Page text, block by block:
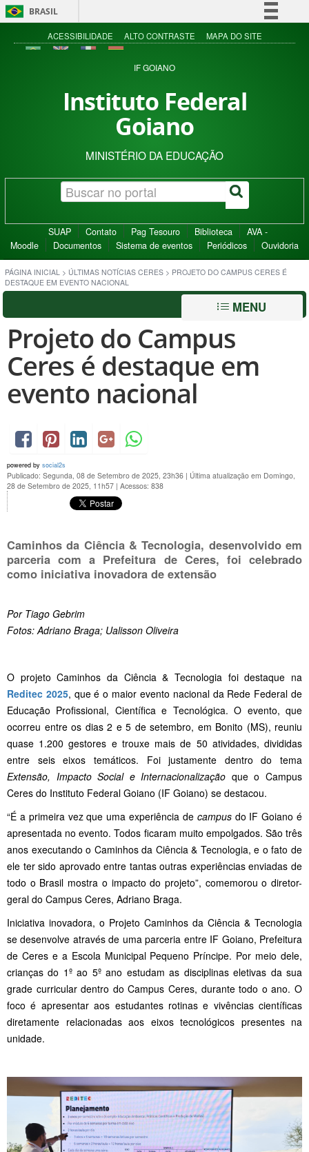
BRASIL
Simplifique!
Acesso à informação
ACESSIBILIDADE ALTO CONTRASTE MAPA DO SITE
IF GOIANO
Instituto Federal
Goiano
MINISTÉRIO DA EDUCAÇÃO
SUAP Contato Pag Tesouro Biblioteca
AVA -
Moodle
Documentos Sistema de eventos Periódicos Ouvidoria
PÁGINA INICIAL > ÚLTIMAS NOTÍCIAS CERES > PROJETO DO CAMPUS CERES É
DESTAQUE EM EVENTO NACIONAL
MENU
Projeto do Campus
Ceres é destaque em
evento nacional
powered by social2s
Publicado: Segunda, 08 de Setembro de 2025, 23h36 | Última atualização em Domingo,
28 de Setembro de 2025, 11h57 | Acessos: 838
Caminhos da Ciência & Tecnologia, desenvolvido em
parceria com a Prefeitura de Ceres, foi celebrado
como iniciativa inovadora de extensão
Por Tiago Gebrim
Fotos: Adriano Braga; Ualisson Oliveira
O projeto Caminhos da Ciência & Tecnologia foi destaque na
Reditec 2025, que é o maior evento nacional da Rede Federal de
Educação Profissional, Científica e Tecnológica. O evento, que
ocorreu entre os dias 2 e 5 de setembro, em Bonito (MS), reuniu
quase 1.200 gestores e trouxe mais de 50 atividades, divididas
entre seis eixos temáticos. Foi justamente dentro do tema
Extensão, Impacto Social e Internacionalização que o Campus
Ceres do Instituto Federal Goiano (IF Goiano) se destacou.
“É a primeira vez que uma experiência de campusdo IF Goiano é
apresentada no evento. Todos ficaram muito empolgados. São três
anos executando o Caminhos da Ciência & Tecnologia, e o fato de
ele ter sido aprovado entre tantas outras experiências enviadas de
todo o Brasil mostra o impacto do projeto”, comemorou o diretor-
geral do Campus Ceres, Adriano Braga.
Iniciativa inovadora, o Projeto Caminhos da Ciência & Tecnologia
se desenvolve através de uma parceria entre IF Goiano, Prefeitura
de Ceres e a Escola Municipal Pequeno Príncipe. Por meio dele,
crianças do 1º ao 5º ano estudam as disciplinas eletivas da sua
grade curricular dentro do Campus Ceres, durante todo o ano. O
foco é apresentar aos estudantes rotinas e vivências científicas
diretamente relacionadas aos eixos tecnológicos presentes na
unidade.